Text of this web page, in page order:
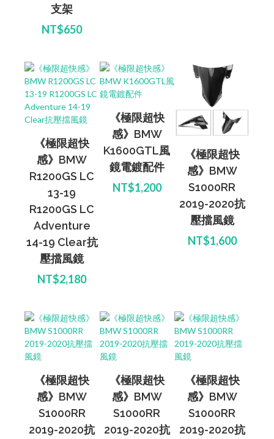
支架
NT$650
《極限超快
感》BMW
R1200GS LC
13-19
R1200GS LC
Adventure
14-19 Clear抗
壓擋風鏡
NT$2,180
《極限超快
感》BMW
K1600GTL風
鏡電鍍配件
NT$1,200
《極限超快
感》BMW
S1000RR
2019-2020抗
壓擋風鏡
NT$1,600
《極限超快
感》BMW
S1000RR
2019-2020抗
《極限超快
感》BMW
S1000RR
2019-2020抗
《極限超快
感》BMW
S1000RR
2019-2020抗